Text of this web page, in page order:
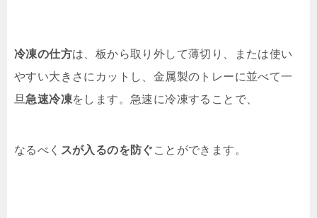
冷凍の仕方は、板から取り外して薄切り、または使い
やすい大きさにカットし、金属製のトレーに並べて一
旦急速冷凍をします。急速に冷凍することで、
なるべく スが入るのを防ぐ ことができます。